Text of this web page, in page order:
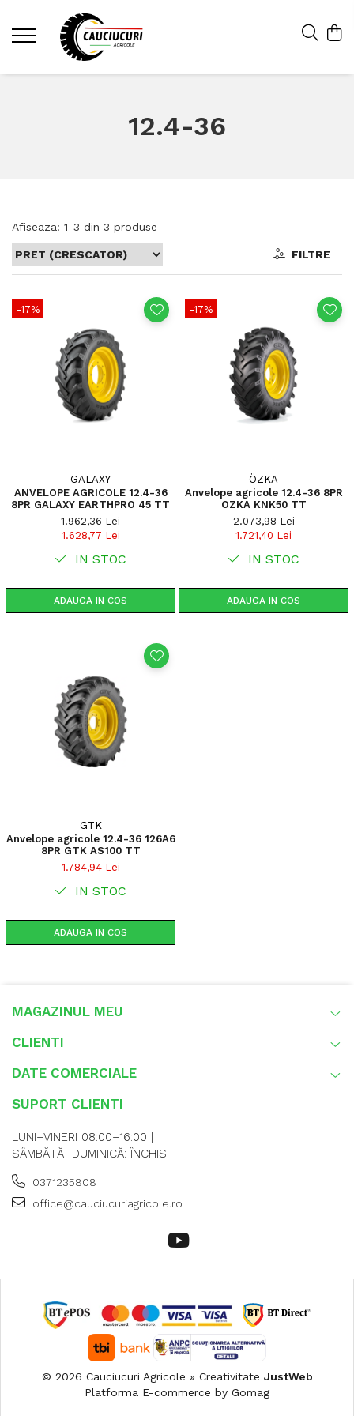
12.4-36
Afiseaza: 1-3 din 3 produse
FILTRE
-17%
GALAXY
ANVELOPE AGRICOLE 12.4-36
8PR GALAXY EARTHPRO 45 TT
1.962,36 Lei
1.628,77 Lei
IN STOC
ADAUGA IN COS
-17%
ÖZKA
Anvelope agricole 12.4-36 8PR
OZKA KNK50 TT
2.073,98 Lei
1.721,40 Lei
IN STOC
ADAUGA IN COS
GTK
Anvelope agricole 12.4-36 126A6
8PR GTK AS100 TT
1.784,94 Lei
IN STOC
ADAUGA IN COS
MAGAZINUL MEU
CLIENTI
DATE COMERCIALE
SUPORT CLIENTI
LUNI–VINERI 08:00–16:00 |
SÂMBĂTĂ–DUMINICĂ: ÎNCHIS
0371235808
office@cauciucuriagricole.ro
© 2026 Cauciucuri Agricole » Creativitate JustWeb
Platforma E-commerce by Gomag